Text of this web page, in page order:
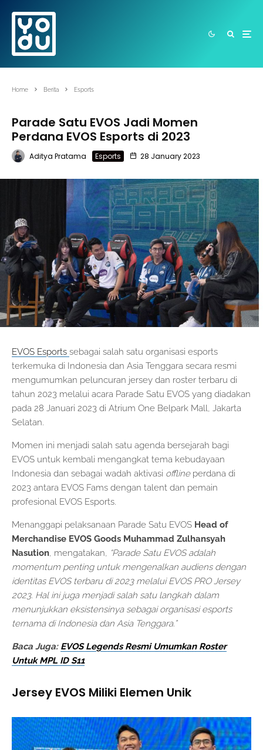
Home Berita Esports
Parade Satu EVOS Jadi Momen
Perdana EVOS Esports di 2023
Aditya Pratama Esports 28 January 2023
EVOS Esports sebagai salah satu organisasi esports
terkemuka di Indonesia dan Asia Tenggara secara resmi
mengumumkan peluncuran jersey dan roster terbaru di
tahun 2023 melalui acara Parade Satu EVOS yang diadakan
pada 28 Januari 2023 di Atrium One Belpark Mall, Jakarta
Selatan.
Momen ini menjadi salah satu agenda bersejarah bagi
EVOS untuk kembali mengangkat tema kebudayaan
Indonesia dan sebagai wadah aktivasi offlineperdana di
2023 antara EVOS Fams dengan talent dan pemain
profesional EVOS Esports.
Menanggapi pelaksanaan Parade Satu EVOS Head of
Merchandise EVOS Goods Muhammad Zulhansyah
Nasution, mengatakan, “Parade Satu EVOS adalah
momentum penting untuk mengenalkan audiens dengan
identitas EVOS terbaru di 2023 melalui EVOS PRO Jersey
2023. Hal ini juga menjadi salah satu langkah dalam
menunjukkan eksistensinya sebagai organisasi esports
ternama di Indonesia dan Asia Tenggara.”
Baca Juga: EVOS Legends Resmi Umumkan Roster
Untuk MPL ID S11
Jersey EVOS Miliki Elemen Unik